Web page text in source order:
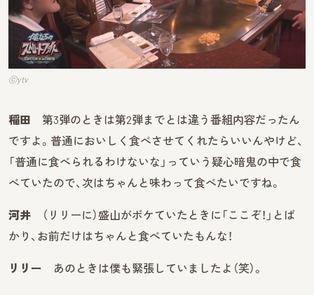
ⓒytv
稲田 第3弾のときは第2弾までとは違う番組内容だったん
ですよ。普通においしく食べさせてくれたらいいんやけど、
「普通に食べられるわけないな」っていう疑心暗鬼の中で食
べていたので、次はちゃんと味わって食べたいですね。
河井 （リリーに）盛山がボケていたときに「ここぞ！」とば
かり、お前だけはちゃんと食べていたもんな！
リリー あのときは僕も緊張していましたよ（笑）。